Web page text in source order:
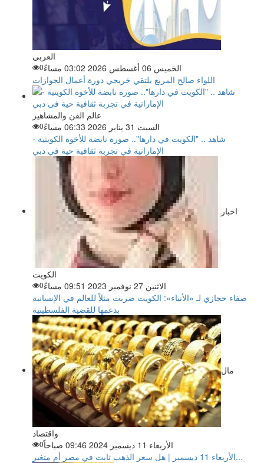
العربي
الخميس 06 أغسطس 2026 03:02 مساءً
0
اللواء صالح المربع يلتقي خريجي دورة أعمال الجوازات
عالم الفن والمشاهير
السبت 31 يناير 2026 06:33 مساءً
0
شاهد .. "الكويت في دارها".. صورة نابضة للأخوة الكويتية -
الإماراتية في تجربة ثقافية حية في دبي
اخبار
الكويت
الاثنين 27 نوفمبر 2023 09:51 مساءً
0
صفاء حجازي لـ «الأنباء»: الكويت ضربت مثلاً للعالم في الإنسانية
بدعمها للقضية الفلسطينية
مال
واقتصاد
الأربعاء 11 ديسمبر 2024 09:46 صباحاً
0
الأربعاء 11 ديسمبر | هل سعر الذهب ثابت في مصر أم متغير...